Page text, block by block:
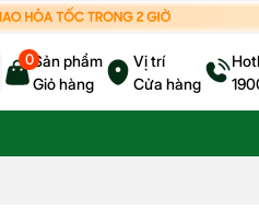
0Sản phẩm
Giỏ hàng
Vị trí
Cửa hàng